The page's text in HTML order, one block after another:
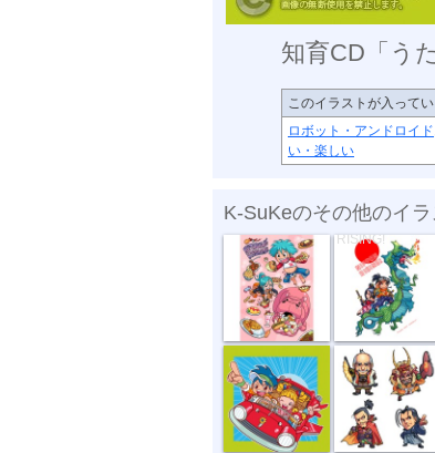
知育CD「う
このイラストが入って
ロボット・アンドロイド
い・楽しい
K-SuKeのその他のイラ
メタボリック...
NIPPON
RISING!
知育CD「うた... まんが伝記シ...